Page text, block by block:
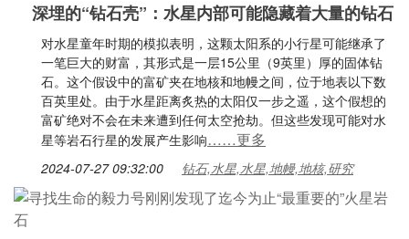
深埋的“钻石壳”：水星内部可能隐藏着大量的钻石
对水星童年时期的模拟表明，这颗太阳系的小行星可能继承了
一笔巨大的财富，其形式是一层15公里（9英里）厚的固体钻
石。这个假设中的富矿夹在地核和地幔之间，位于地表以下数
百英里处。由于水星距离炙热的太阳仅一步之遥，这个假想的
富矿绝对不会在未来遭到任何太空抢劫。但这些发现可能对水
星等岩石行星的发展产生影响……更多
2024-07-27 09:32:00 钻石,水星,水星,地幔,地核,研究